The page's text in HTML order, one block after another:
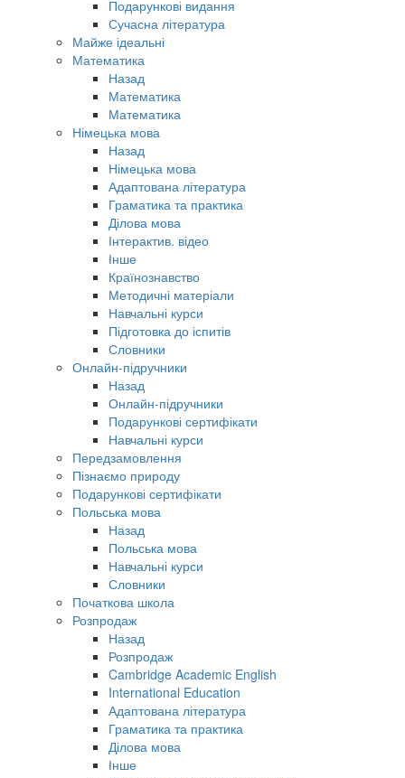
Подарункові видання
Сучасна література
Майже ідеальні
Математика
Назад
Математика
Математика
Німецька мова
Назад
Німецька мова
Адаптована література
Граматика та практика
Ділова мова
Інтерактив. відео
Інше
Країнознавство
Методичні матеріали
Навчальні курси
Підготовка до іспитів
Словники
Онлайн-підручники
Назад
Онлайн-підручники
Подарункові сертифікати
Навчальні курси
Передзамовлення
Пізнаємо природу
Подарункові сертифікати
Польська мова
Назад
Польська мова
Навчальні курси
Словники
Початкова школа
Розпродаж
Назад
Розпродаж
Cambridge Academic English
International Education
Адаптована література
Граматика та практика
Ділова мова
Інше